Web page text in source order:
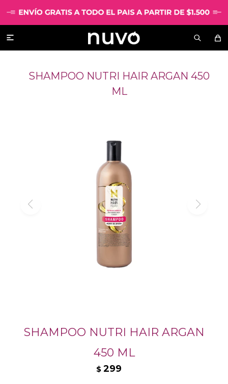

SHAMPOO NUTRI HAIR ARGAN 450
ML
SHAMPOO NUTRI HAIR ARGAN
450 ML
$ 299